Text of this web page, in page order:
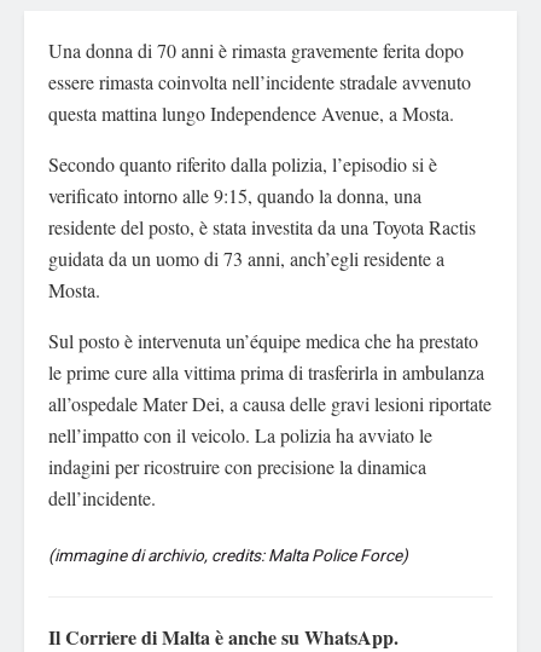
Una donna di 70 anni è rimasta gravemente ferita dopo
essere rimasta coinvolta nell’incidente stradale avvenuto
questa mattina lungo Independence Avenue, a Mosta.
Secondo quanto riferito dalla polizia, l’episodio si è
verificato intorno alle 9:15, quando la donna, una
residente del posto, è stata investita da una Toyota Ractis
guidata da un uomo di 73 anni, anch’egli residente a
Mosta.
Sul posto è intervenuta un’équipe medica che ha prestato
le prime cure alla vittima prima di trasferirla in ambulanza
all’ospedale Mater Dei, a causa delle gravi lesioni riportate
nell’impatto con il veicolo. La polizia ha avviato le
indagini per ricostruire con precisione la dinamica
dell’incidente.
(immagine di archivio, credits: Malta Police Force)
Il Corriere di Malta è anche su WhatsApp.